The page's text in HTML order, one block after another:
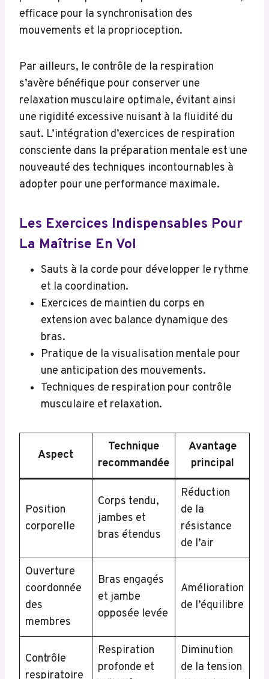
efficace pour la synchronisation des
mouvements et la proprioception.
Par ailleurs, le contrôle de la respiration
s’avère bénéfique pour conserver une
relaxation musculaire optimale, évitant ainsi
une rigidité excessive nuisant à la fluidité du
saut. L’intégration d’exercices de respiration
consciente dans la préparation mentale est une
nouveauté des techniques incontournables à
adopter pour une performance maximale.
Les Exercices Indispensables Pour
La Maîtrise En Vol
Sauts à la corde pour développer le rythme
et la coordination.
Exercices de maintien du corps en
extension avec balance dynamique des
bras.
Pratique de la visualisation mentale pour
une anticipation des mouvements.
Techniques de respiration pour contrôle
musculaire et relaxation.
Aspect
Technique
recommandée
Avantage
principal
Position
corporelle
Corps tendu,
jambes et
bras étendus
Réduction
de la
résistance
de l’air
Ouverture
coordonnée
des
membres
Bras engagés
et jambe
opposée levée
Amélioration
de l’équilibre
Contrôle
respiratoire
Respiration
profonde et
Diminution
de la tension